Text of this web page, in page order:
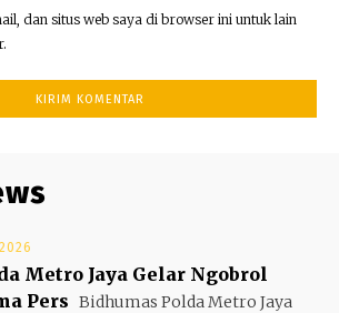
dan situs web saya di browser ini untuk lain
Metro Jaya Gelar Ngobrol
Pers Bidhumas Polda Metro Jaya